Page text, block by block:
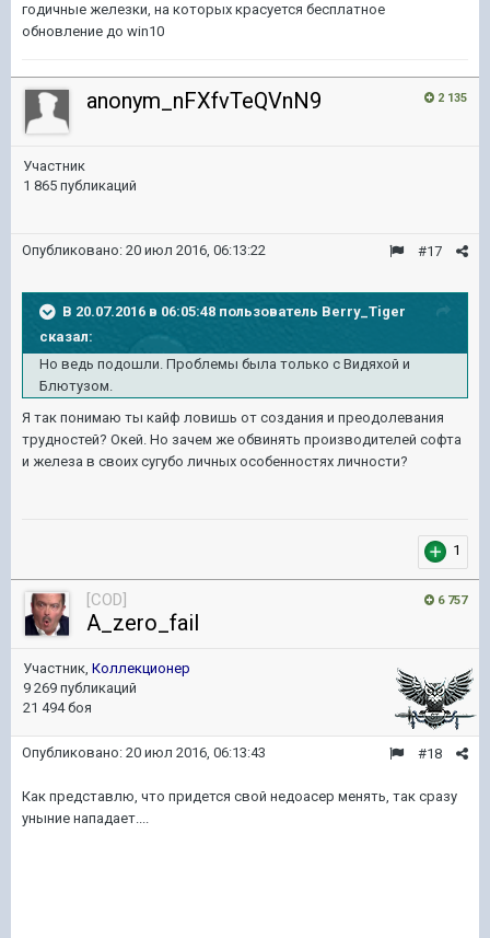
годичные железки, на которых красуется бесплатное
обновление до win10
2 135
anonym_nFXfvTeQVnN9
Участник
1 865 публикаций
#17
Опубликовано: 20 июл 2016, 06:13:22
В 20.07.2016 в 06:05:48 пользователь Berry_Tiger
сказал:
Но ведь подошли. Проблемы была только с Видяхой и
Блютузом.
Я так понимаю ты кайф ловишь от создания и преодолевания
трудностей? Окей. Но зачем же обвинять производителей софта
и железа в своих сугубо личных особенностях личности?
1
6 757
[COD]
A_zero_fail
Участник, Коллекционер
9 269 публикаций
21 494 боя
#18
Опубликовано: 20 июл 2016, 06:13:43
Как представлю, что придется свой недоасер менять, так сразу
уныние нападает....